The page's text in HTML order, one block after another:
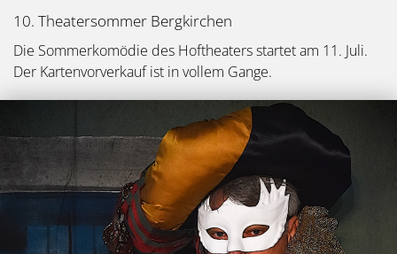
10. Theatersommer Bergkirchen
Die Sommerkomödie des Hoftheaters startet am 11. Juli.
Der Kartenvorverkauf ist in vollem Gange.